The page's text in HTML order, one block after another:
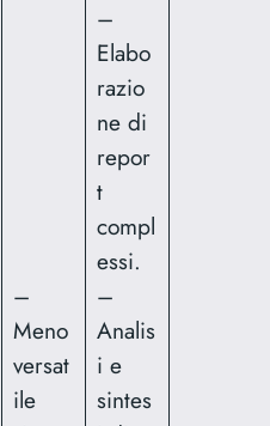
–
Meno
versat
ile
–
Elabo
razio
ne di
repor
t
compl
essi.
–
Analis
i e
sintes